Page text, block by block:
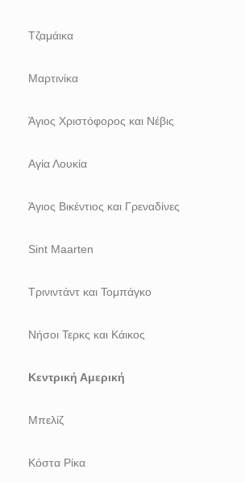
Τζαμάικα
Μαρτινίκα
Άγιος Χριστόφορος και Νέβις
Αγία Λουκία
Άγιος Βικέντιος και Γρεναδίνες
Sint Maarten
Τρινιντάντ και Τομπάγκο
Νήσοι Τερκς και Κάικος
Κεντρική Αμερική
Μπελίζ
Κόστα Ρίκα